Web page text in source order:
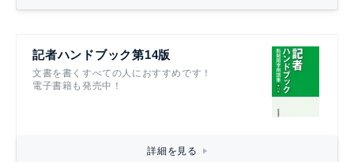
記者ハンドブック第14版
文書を書くすべての人におすすめです！
電子書籍も発売中！
詳細を見る